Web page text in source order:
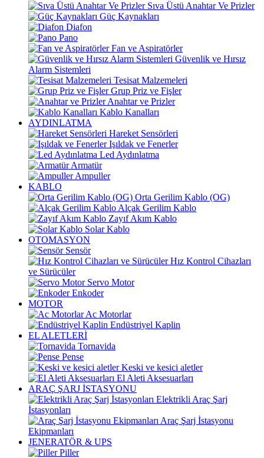
Sıva Üstü Anahtar Ve Prizler
Güç Kaynakları
Diafon
Pano
Fan ve Aspiratörler
Güvenlik ve Hırsız
Alarm Sistemleri
Tesisat Malzemeleri
Grup Priz ve Fişler
Anahtar ve Prizler
Kablo Kanalları
AYDINLATMA
Hareket Sensörleri
Işıldak ve Fenerler
Led Aydınlatma
Armatür
Ampuller
KABLO
Orta Gerilim Kablo (OG)
Alçak Gerilim Kablo
Zayıf Akım Kablo
Solar Kablo
OTOMASYON
Sensör
Hız Kontrol Cihazları
ve Sürücüler
Servo Motor
Enkoder
MOTOR
Ac Motorlar
Endüstriyel Kaplin
EL ALETLERİ
Tornavida
Pense
Keski ve kesici aletler
El Aleti Aksesuarları
ARAÇ ŞARJ İSTASYONU
Elektrikli Araç Şarj
İstasyonları
Araç Şarj İstasyonu
Ekipmanları
JENERATÖR & UPS
Piller